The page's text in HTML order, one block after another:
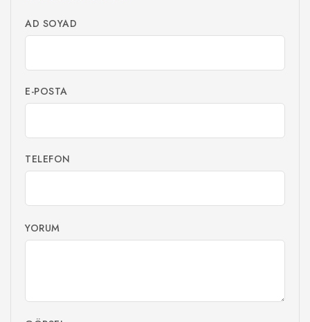
AD SOYAD
E-POSTA
TELEFON
YORUM